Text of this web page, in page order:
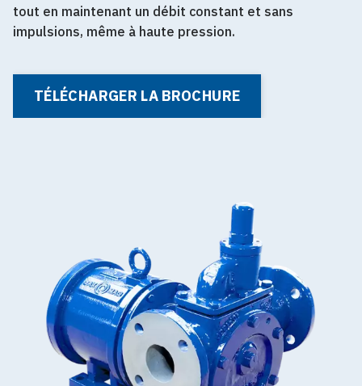
tout en maintenant un débit constant et sans
impulsions, même à haute pression.
TÉLÉCHARGER LA BROCHURE